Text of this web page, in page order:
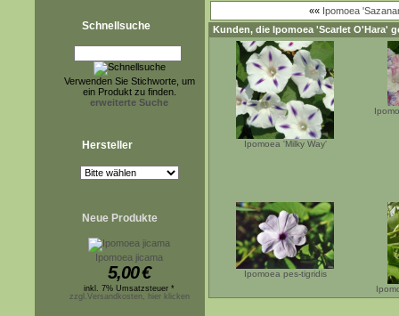
Schnellsuche
Verwenden Sie Stichworte, um
ein Produkt zu finden.
erweiterte Suche
Hersteller
Neue Produkte
Ipomoea jicama
5,00€
inkl. 7% Umsatzsteuer *
zzgl.Versandkosten, hier klicken
«« Ipomoea
Kunden, die Ipomoea 'Scarlet O'Hara'
Ipomoea 'Milky Way'
Ipomoea pes-tigridis